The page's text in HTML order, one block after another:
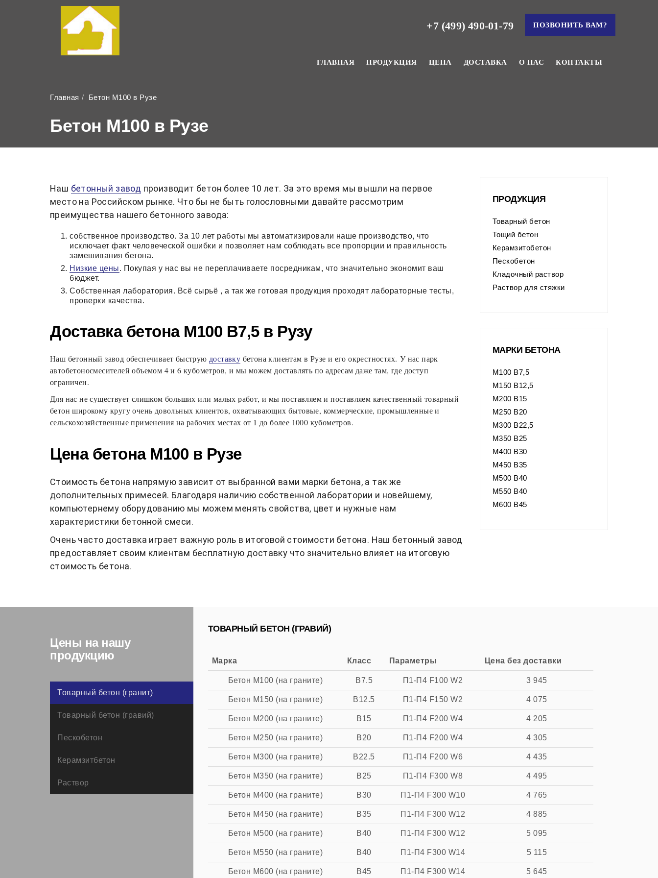
+7 (499) 490-01-79 ПОЗВОНИТЬ ВАМ?
ГЛАВНАЯ ПРОДУКЦИЯ ЦЕНА ДОСТАВКА О НАС КОНТАКТЫ
Главная Бетон М100 в Рузе
Бетон М100 в Рузе
ПРОДУКЦИЯ
Товарный бетон
Тощий бетон
Керамзитобетон
Пескобетон
Кладочный раствор
Раствор для стяжки
МАРКИ БЕТОНА
М100 В7,5
М150 В12,5
М200 В15
М250 В20
М300 В22,5
М350 В25
М400 В30
М450 В35
М500 В40
М550 В40
М600 В45
Наш бетонный завод производит бетон более 10 лет. За это время мы вышли на первое
место на Российском рынке. Что бы не быть голословными давайте рассмотрим
преимущества нашего бетонного завода:
собственное производство. За 10 лет работы мы автоматизировали наше производство, что
исключает факт человеческой ошибки и позволяет нам соблюдать все пропорции и правильность
замешивания бетона.
Низкие цены. Покупая у нас вы не переплачиваете посредникам, что значительно экономит ваш
бюджет.
Собственная лаборатория. Всё сырьё , а так же готовая продукция проходят лабораторные тесты,
проверки качества.
Доставка бетона М100 В7,5 в Рузу
Наш бетонный завод обеспечивает быструю доставку бетона клиентам в Рузе и его окрестностях. У нас парк
автобетоносмесителей объемом 4 и 6 кубометров, и мы можем доставлять по адресам даже там, где доступ
ограничен.
Для нас не существует слишком больших или малых работ, и мы поставляем и поставляем качественный товарный
бетон широкому кругу очень довольных клиентов, охватывающих бытовые, коммерческие, промышленные и
сельскохозяйственные применения на рабочих местах от 1 до более 1000 кубометров.
Цена бетона М100 в Рузе
Стоимость бетона напрямую зависит от выбранной вами марки бетона, а так же
дополнительных примесей. Благодаря наличию собственной лаборатории и новейшему,
компьютернему оборудованию мы можем менять свойства, цвет и нужные нам
характеристики бетонной смеси.
Очень часто доставка играет важную роль в итоговой стоимости бетона. Наш бетонный завод
предоставляет своим клиентам бесплатную доставку что значительно влияет на итоговую
стоимость бетона.
Цены на нашу
продукцию
Товарный бетон (гранит)
Товарный бетон (гравий)
Пескобетон
Керамзитбетон
Раствор
ТОВАРНЫЙ БЕТОН (ГРАВИЙ)
Марка Класс Параметры Цена без доставки
Бетон M100 (на граните) B7.5 П1-П4 F100 W2 3 945
Бетон M150 (на граните) B12.5 П1-П4 F150 W2 4 075
Бетон M200 (на граните) B15 П1-П4 F200 W4 4 205
Бетон M250 (на граните) B20 П1-П4 F200 W4 4 305
Бетон M300 (на граните) B22.5 П1-П4 F200 W6 4 435
Бетон M350 (на граните) B25 П1-П4 F300 W8 4 495
Бетон M400 (на граните) B30 П1-П4 F300 W10 4 765
Бетон M450 (на граните) B35 П1-П4 F300 W12 4 885
Бетон M500 (на граните) B40 П1-П4 F300 W12 5 095
Бетон M550 (на граните) B40 П1-П4 F300 W14 5 115
Бетон M600 (на граните) B45 П1-П4 F300 W14 5 645